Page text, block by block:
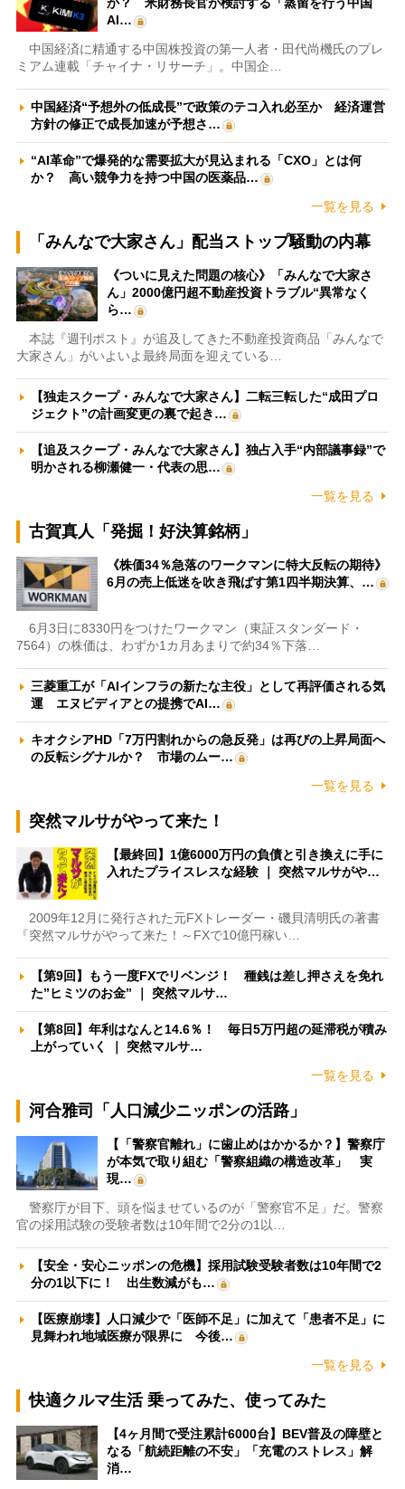
AI…
中国経済に精通する中国株投資の第一人者・田代尚機氏のプレ
ミアム連載「チャイナ・リサーチ」。中国企…
中国経済“予想外の低成長”で政策のテコ入れ必至か 経済運営
方針の修正で成長加速が予想さ…
“AI革命”で爆発的な需要拡大が見込まれる「CXO」とは何
か？ 高い競争力を持つ中国の医薬品…
一覧を見る
「みんなで大家さん」配当ストップ騒動の内幕
《ついに見えた問題の核心》「みんなで大家さ
ん」2000億円超不動産投資トラブル“異常なく
ら…
本誌『週刊ポスト』が追及してきた不動産投資商品「みんなで
大家さん」がいよいよ最終局面を迎えている…
【独走スクープ・みんなで大家さん】二転三転した“成田プロ
ジェクト”の計画変更の裏で起き…
【追及スクープ・みんなで大家さん】独占入手“内部議事録”で
明かされる柳瀬健一・代表の思…
一覧を見る
古賀真人「発掘！好決算銘柄」
《株価34％急落のワークマンに特大反転の期待》
6月の売上低迷を吹き飛ばす第1四半期決算、…
6月3日に8330円をつけたワークマン（東証スタンダード・
7564）の株価は、わずか1カ月あまりで約34％下落…
三菱重工が「AIインフラの新たな主役」として再評価される気
運 エヌビディアとの提携でAI…
キオクシアHD「7万円割れからの急反発」は再びの上昇局面へ
の反転シグナルか？ 市場のムー…
一覧を見る
突然マルサがやって来た！
【最終回】1億6000万円の負債と引き換えに手に
入れたプライスレスな経験 ｜ 突然マルサがや…
2009年12月に発行された元FXトレーダー・磯貝清明氏の著書
『突然マルサがやって来た！～FXで10億円稼い…
【第9回】もう一度FXでリベンジ！ 種銭は差し押さえを免れ
た”ヒミツのお金” ｜ 突然マルサ…
【第8回】年利はなんと14.6％！ 毎日5万円超の延滞税が積み
上がっていく ｜ 突然マルサ…
一覧を見る
河合雅司「人口減少ニッポンの活路」
【「警察官離れ」に歯止めはかかるか？】警察庁
が本気で取り組む「警察組織の構造改革」 実
現…
警察庁が目下、頭を悩ませているのが「警察官不足」だ。警察
官の採用試験の受験者数は10年間で2分の1以…
【安全・安心ニッポンの危機】採用試験受験者数は10年間で2
分の1以下に！ 出生数減がも…
【医療崩壊】人口減少で「医師不足」に加えて「患者不足」に
見舞われ地域医療が限界に 今後…
一覧を見る
快適クルマ生活 乗ってみた、使ってみた
【4ヶ月間で受注累計6000台】BEV普及の障壁と
なる「航続距離の不安」「充電のストレス」解
消…